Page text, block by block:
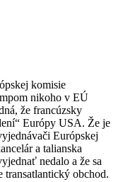
komisie
nikoho v EÚ
že francúzsky
Európy USA. Že je
Európskej
a talianska
nedalo a že sa
obchod.